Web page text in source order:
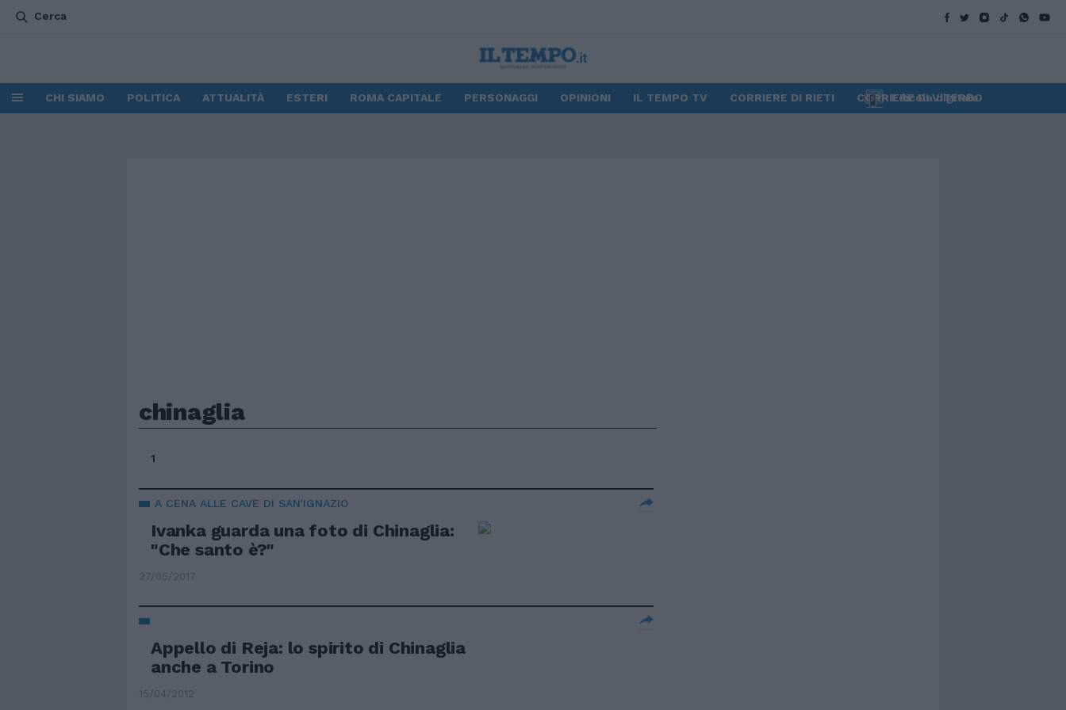
Cerca
CHI SIAMO POLITICA ATTUALITÀ ESTERI ROMA CAPITALE PERSONAGGI OPINIONI IL TEMPO TV CORRIERE DI RIETI CORRIERE DI VITERBO
Edicola digitale
chinaglia
1
A CENA ALLE CAVE DI SAN'IGNAZIO
Ivanka guarda una foto di Chinaglia:
"Che santo è?"
27/05/2017
Appello di Reja: lo spirito di Chinaglia
anche a Torino
15/04/2012